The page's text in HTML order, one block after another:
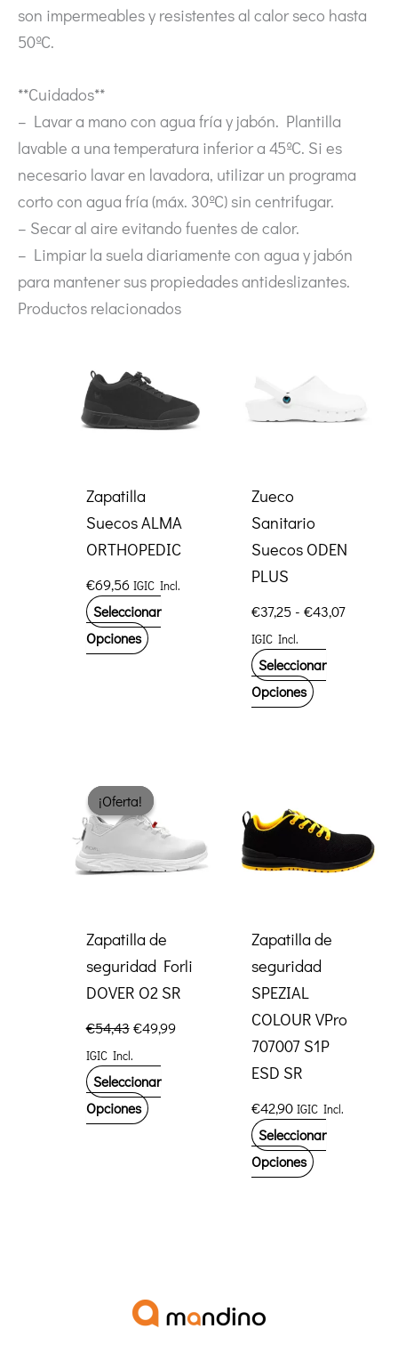
son impermeables y resistentes al calor seco hasta
50ºC.
**Cuidados**
– Lavar a mano con agua fría y jabón. Plantilla
lavable a una temperatura inferior a 45ºC. Si es
necesario lavar en lavadora, utilizar un programa
corto con agua fría (máx. 30ºC) sin centrifugar.
– Secar al aire evitando fuentes de calor.
– Limpiar la suela diariamente con agua y jabón
para mantener sus propiedades antideslizantes.
Productos relacionados
Zapatilla
Suecos ALMA
ORTHOPEDIC
€69,56 IGIC Incl.
Seleccionar
Opciones Este
opciones
se
pueden
elegir
la
página
de
Zueco
Sanitario
Suecos ODEN
PLUS
€37,25 - €43,07Rango
IGIC Incl.
Seleccionar
Opciones Este
Las
opciones
se
elegir
en
página
de
¡Oferta!
¡Oferta!
Zapatilla de
seguridad Forli
DOVER O2 SR
€54,43 El
precio
original
era:
€54,43.
€49,99El
IGIC Incl.
Seleccionar
Opciones Este
pueden
Zapatilla de
seguridad
SPEZIAL
COLOUR VPro
707007 S1P
ESD SR
€42,90 IGIC Incl.
Seleccionar
Opciones Este